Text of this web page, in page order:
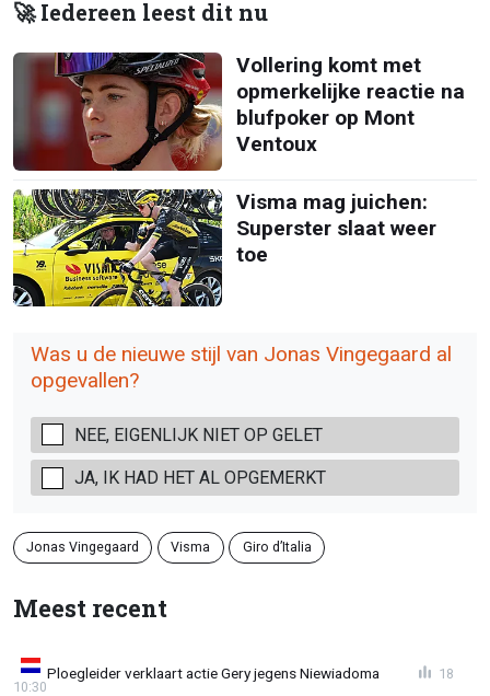
🚀 Iedereen leest dit nu
Vollering komt met
opmerkelijke reactie na
blufpoker op Mont
Ventoux
Visma mag juichen:
Superster slaat weer
toe
Was u de nieuwe stijl van Jonas Vingegaard al
opgevallen?
NEE, EIGENLIJK NIET OP GELET
JA, IK HAD HET AL OPGEMERKT
Jonas Vingegaard Visma Giro d’Italia
Meest recent
Ploegleider verklaart actie Gery jegens Niewiadoma
10:30
18